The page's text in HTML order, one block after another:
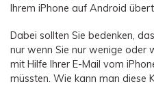
Ihrem iPhone auf Android
Dabei sollten Sie bedenken,
nur wenn Sie nur wenige oder
mit Hilfe Ihrer E-Mail vom
müssten. Wie kann man diese